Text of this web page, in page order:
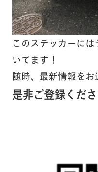
このステッカーには
いてます！
随時、最新情報をお
是非ご登録くださ